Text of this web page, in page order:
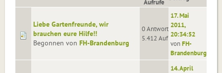
Aufrufe
Liebe Gartenfreunde, wir
brauchen eure Hilfe!!
Begonnen von FH-Brandenburg
0 Antworten
5.412 Aufrufe
17. Mai
2011,
20:34:52
vonFH-
Brandenburg
14. April